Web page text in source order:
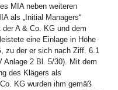
MIA neben weiteren
als „Initial Managers“
A & Co. KG und dem
eine Einlage in Höhe
zu der er sich nach Ziff. 6.1
Anlage 2 Bl. 5/30). Mit dem
des Klägers als
KG wurden ihm gemäß